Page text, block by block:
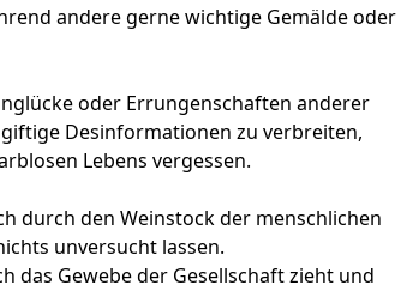
andere gerne wichtige Gemälde oder
oder Errungenschaften anderer
Desinformationen zu verbreiten,
Lebens vergessen.
durch den Weinstock der menschlichen
unversucht lassen.
das Gewebe der Gesellschaft zieht und